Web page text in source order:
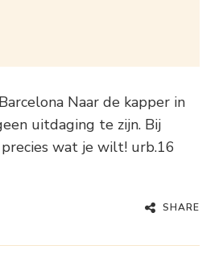
Naar de kapper in
uitdaging te zijn. Bij
wat je wilt! urb.16
SHARE